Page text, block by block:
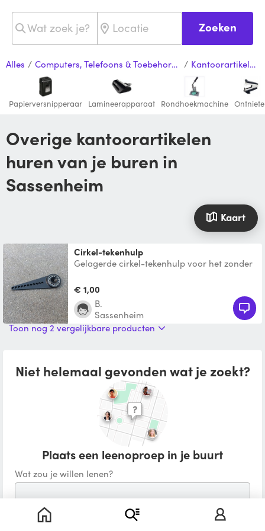
Zoeken
Alles / Computers, Telefoons & Toebehoren / Kantoorartikelen
Papierversnipperaar Lamineerapparaat Rondhoekmachine
Overige kantoorartikelen
huren van je buren in
Sassenheim
Kaart
cirkel-tekenhulp
Gelagerde cirkel-tekenhulp voor het zonder
€ 1,00
B.
Sassenheim
Toon nog 2 vergelijkbare producten
Niet helemaal gevonden wat je zoekt?
Plaats een leenoproep in je buurt
Wat zou je willen lenen?
Waar ga je het voor gebruiken?